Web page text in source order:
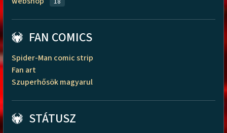
FAN COMICS
Spider-Man comic strip
Fan art
Szuperhősök magyarul
STÁTUSZ